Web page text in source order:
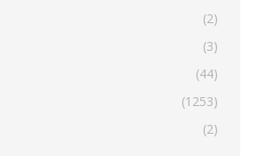
(2)
(3)
(44)
(1253)
(2)